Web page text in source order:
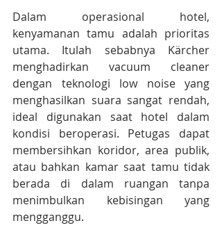
Dalam operasional hotel,
kenyamanan tamu adalah prioritas
utama. Itulah sebabnya Kärcher
menghadirkan vacuum cleaner
dengan teknologi low noise yang
menghasilkan suara sangat rendah,
ideal digunakan saat hotel dalam
kondisi beroperasi. Petugas dapat
membersihkan koridor, area publik,
atau bahkan kamar saat tamu tidak
berada di dalam ruangan tanpa
menimbulkan kebisingan yang
mengganggu.